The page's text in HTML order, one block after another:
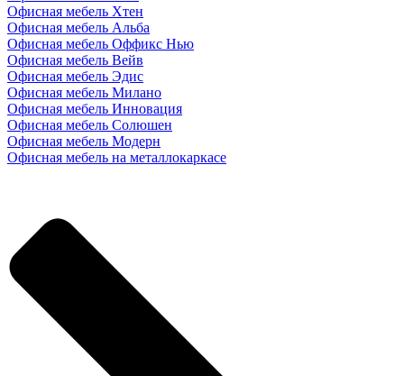
Офисная мебель Хтен
Офисная мебель Альба
Офисная мебель Оффикс Нью
Офисная мебель Вейв
Офисная мебель Эдис
Офисная мебель Милано
Офисная мебель Инновация
Офисная мебель Солюшен
Офисная мебель Модерн
Офисная мебель на металлокаркасе